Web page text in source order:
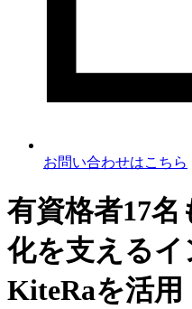
お問い合わせはこちら
有資格者17
化を支える
KiteRaを活用